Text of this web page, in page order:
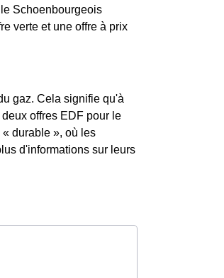
Schoenbourgeois
verte et une offre à prix
gaz. Cela signifie qu'à
offres EDF pour le
durable », où les
d'informations sur leurs